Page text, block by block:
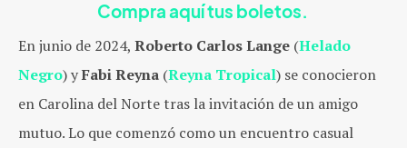
Compra aquí tus boletos.
En junio de 2024, Roberto Carlos Lange (Helado
Negro) yFabi Reyna (Reyna Tropical) se conocieron
en Carolina del Norte tras la invitación de un amigo
mutuo. Lo que comenzó como un encuentro casual